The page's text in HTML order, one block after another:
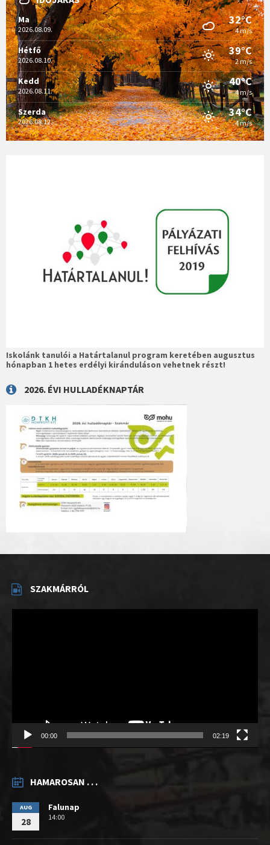
Ma
2026.08.09.
32°C
4 m/s
Hétfő
2026.08.10.
39°C
2 m/s
Kedd
2026.08.11.
40°C
4 m/s
Szerda
2026.08.12.
34°C
4 m/s
Iskolánk tanulói a Határtalanul program keretében augusztus
hónapban 1 hetes erdélyi kiránduláson vehetnek részt!
2026. ÉVI HULLADÉKNAPTÁR
SZAKMÁRRÓL
00:00 02:19
HAMAROSAN . . .
AUG
28
Falunap
14:00